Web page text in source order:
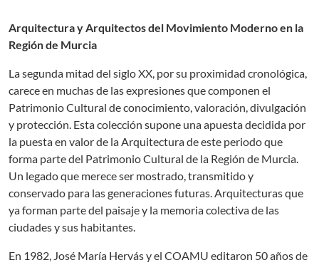
Arquitectura y Arquitectos del Movimiento Moderno en la
Región de Murcia
La segunda mitad del siglo XX, por su proximidad cronológica,
carece en muchas de las expresiones que componen el
Patrimonio Cultural de conocimiento, valoración, divulgación
y protección. Esta colección supone una apuesta decidida por
la puesta en valor de la Arquitectura de este periodo que
forma parte del Patrimonio Cultural de la Región de Murcia.
Un legado que merece ser mostrado, transmitido y
conservado para las generaciones futuras. Arquitecturas que
ya forman parte del paisaje y la memoria colectiva de las
ciudades y sus habitantes.
En 1982, José María Hervás y el COAMU editaron 50 años de